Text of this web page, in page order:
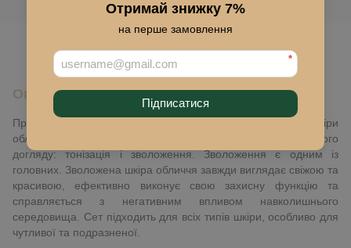
Отримай знижку 7%
на перше замовлення
*
Підписатися
Опис
Правильний догляд – це запорука здорової та красивої шкіри
обличчя.
включає всі етапи базового щоденного
догляду: тонізація і зволоження. Зволоження є одним із
головних. Зволожена шкіра обличчя завжди виглядає свіжою та
красивою, ефективно виконує свою захисну функцію та
справляється з негативним впливом навколишнього
середовища. Сет підходить для всіх типів шкіри, особливо для
чутливої та подразненої.